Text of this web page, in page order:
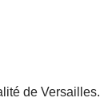
de Versailles.